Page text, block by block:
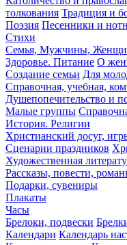
толкования Традиция и
Поэзия Песенники и
Стихи
Семья, Мужчины,
Здоровье. Питание О
Создание семьи Для
Справочная, учебная,
Душепопечительство и
Малые группы
История. Религии
Христианский досуг,
Сценарии праздников
Художественная
Рассказы, повести,
Подарки, сувениры
Плакаты
Часы
Брелоки, подвески
Календари Календарь